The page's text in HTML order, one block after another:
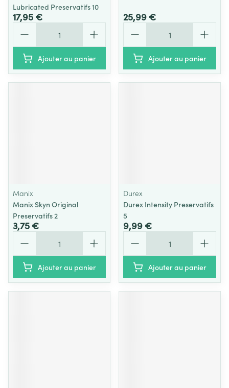
Lubricated Preservatifs 10
17,95 €
Ajouter au panier
25,99 €
Ajouter au panier
Manix
Manix Skyn Original
Preservatifs 2
3,75 €
Ajouter au panier
Durex
Durex Intensity Preservatifs
5
9,99 €
Ajouter au panier